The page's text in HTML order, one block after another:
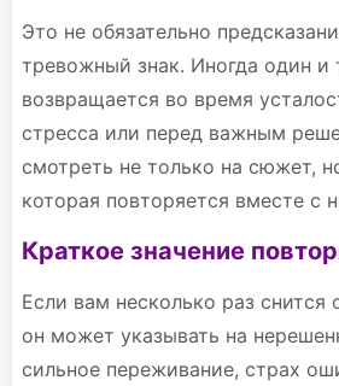
Это не обязательно
тревожный знак. Иногда один и
возвращается во время
стресса или перед важным
смотреть не только на сюжет,
которая повторяется вместе с
Краткое значение
Если вам несколько раз снится
он может указывать на
сильное переживание, страх